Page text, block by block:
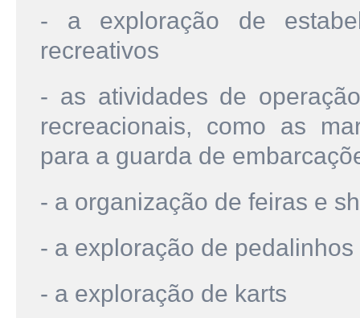
- a exploração de
recreativos
- as atividades de
recreacionais, como as
para a guarda de
- a organização de feiras e
- a exploração de pedalinhos
- a exploração de karts